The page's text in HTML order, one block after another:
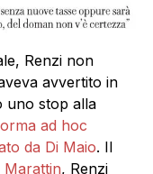
Renzi non
avvertito in
uno stop alla
ad hoc
da Di Maio. Il
Marattin, Renzi